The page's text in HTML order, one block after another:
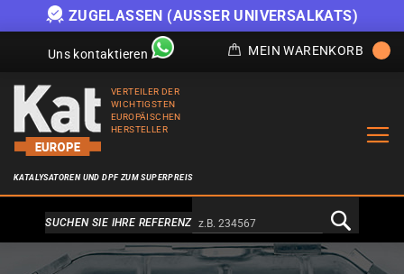
ZUGELASSEN (AUSSER UNIVERSALKATS)
Uns kontaktieren MEIN WARENKORB
VERTEILER DER
WICHTIGSTEN
EUROPÄISCHEN
HERSTELLER
KATALYSATOREN UND DPF ZUM SUPERPREIS
Alternativa a Doofinder
SUCHEN SIE IHRE REFERENZ